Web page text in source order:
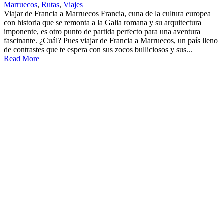
Marruecos, Rutas, Viajes
Viajar de Francia a Marruecos Francia, cuna de la cultura europea
con historia que se remonta a la Galia romana y su arquitectura
imponente, es otro punto de partida perfecto para una aventura
fascinante. ¿Cuál? Pues viajar de Francia a Marruecos, un país lleno
de contrastes que te espera con sus zocos bulliciosos y sus...
Read More